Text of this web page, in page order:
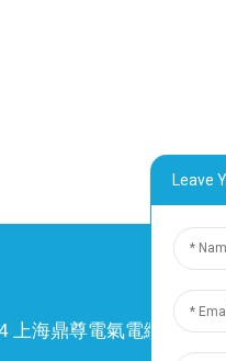
上海鼎尊電氣電纜股份有
Leave